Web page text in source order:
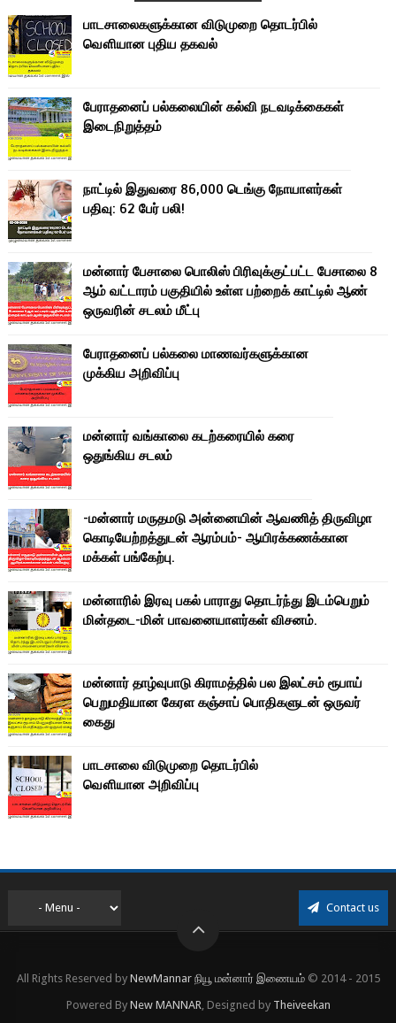
பாடசாலைகளுக்கான விடுமுறை தொடர்பில்
வௌியான புதிய தகவல்
பேராதனைப் பல்கலையின் கல்வி நடவடிக்கைகள்
இடைநிறுத்தம்
நாட்டில் இதுவரை 86,000 டெங்கு நோயாளர்கள்
பதிவு: 62 பேர் பலி!
மன்னார் பேசாலை பொலிஸ் பிரிவுக்குட்பட்ட பேசாலை 8
ஆம் வட்டாரம் பகுதியில் உள்ள பற்றைக் காட்டில் ஆண்
ஒருவரின் சடலம் மீட்பு
பேராதனைப் பல்கலை மாணவர்களுக்கான
முக்கிய அறிவிப்பு
மன்னார் வங்காலை கடற்கரையில் கரை
ஒதுங்கிய சடலம்
-மன்னார் மருதமடு அன்னையின் ஆவணித் திருவிழா
கொடியேற்றத்துடன் ஆரம்பம்- ஆயிரக்கணக்கான
மக்கள் பங்கேற்பு.
மன்னாரில் இரவு பகல் பாராது தொடர்ந்து இடம்பெறும்
மின்தடை-மின் பாவனையாளர்கள் விசனம்.
மன்னார் தாழ்வுபாடு கிராமத்தில் பல இலட்சம் ரூபாய்
பெறுமதியான கேரள கஞ்சாப் பொதிகளுடன் ஒருவர்
கைது
பாடசாலை விடுமுறை தொடர்பில்
வௌியான அறிவிப்பு
Contact us
All Rights Reserved by NewMannar நியூ மன்னார் இணையம் © 2014 - 2015
Powered By New MANNAR , Designed by Theiveekan